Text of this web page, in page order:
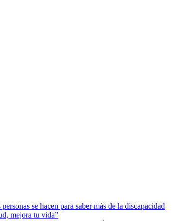
se hacen para saber más de la discapacidad
mejora tu vida”